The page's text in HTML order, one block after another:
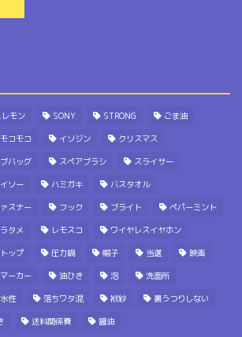
レモン SONY STRONG ごま油
コモコ イソジン クリスマス
バッグ スペアブラシ スライサー
ソー ハミガキ バスタオル
スナー フック ブライト ペパーミント
タメ レモスコ ワイヤレスイヤホン
ップ 圧力鍋 帽子 当選 映画
ーカー 油ひき 泡 洗面所
性 落ちワタ混 袱紗 裏うつりしない
送料関係費 醤油